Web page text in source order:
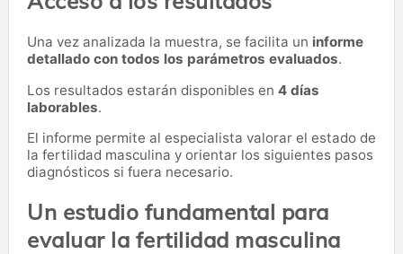
Una vez analizada la muestra, se facilita un informe
detallado con todos los parámetros evaluados.
Los resultados estarán disponibles en 4 días
laborables.
El informe permite al especialista valorar el estado de
la fertilidad masculina y orientar los siguientes pasos
diagnósticos si fuera necesario.
Un estudio fundamental para
evaluar la fertilidad masculina